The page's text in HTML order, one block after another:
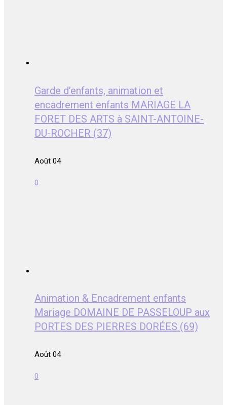
Garde d’enfants, animation et
encadrement enfants MARIAGE LA
FORET DES ARTS à SAINT-ANTOINE-
DU-ROCHER (37)
Août 04
0
Animation & Encadrement enfants
Mariage DOMAINE DE PASSELOUP aux
PORTES DES PIERRES DORÉES (69)
Août 04
0